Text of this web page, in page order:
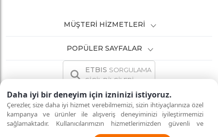
Daha iyi bir deneyim için izninizi istiyoruz.
Çerezler, size daha iyi hizmet verebilmemizi, sizin ihtiyaçlarınıza özel
kampanya ve ürünler ile alışveriş deneyiminizi iyileştirmemizi
sağlamaktadır. Kullanıcılarımızın hizmetlerimizden güvenli ve
eksiksiz şekilde faydalanmalarını sağlamak amacıyla sitemizi
MÜŞTERI HIZMETLERI
POPÜLER SAYFALAR
ETBIS SORGULAMA
SİCİL BİLGİLERİ
İNTERNETTE GÜVENLİ ALIŞVERİŞ